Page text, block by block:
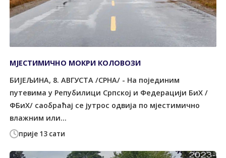
прије 13 сати
МЈЕСТИМИЧНО МОКРИ КОЛОВОЗИ
БИЈЕЉИНА, 8. АВГУСТА /СРНА/ - На појединим
путевима у Репубилици Српској и Федерацији БиХ /
ФБиХ/ саобраћај се јутрос одвија по мјестимично
влажним или...